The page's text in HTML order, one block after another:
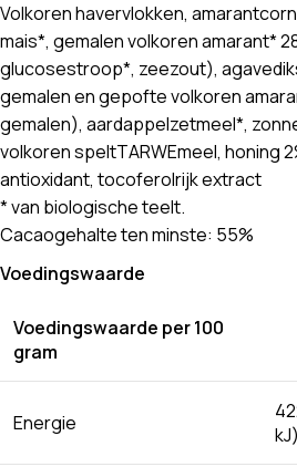
Volkoren havervlokken,
mais*, gemalen volkoren amarant*
glucosestroop*, zeezout),
gemalen en gepofte volkoren
gemalen), aardappelzetmeel*,
volkoren speltTARWEmeel, honing
antioxidant, tocoferolrijk extract
* van biologische teelt.
Cacaogehalte ten minste: 55%
Voedingswaarde
Voedingswaarde per 100
gram
Energie
kJ)